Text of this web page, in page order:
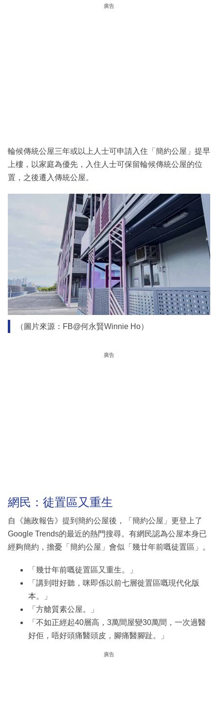
廣告
輪候傳統公屋三年或以上人士可申請入住「簡約公屋」提早
上樓，以家庭為優先，入住人士可保留輪候傳統公屋的位
置，之後遷入傳統公屋。
（圖片來源：FB@何永賢Winnie Ho）
廣告
網民：徒置區又重生
自《施政報告》提到簡約公屋後，「簡約公屋」更登上了
Google Trends的最近的熱門搜尋。有網民認為公屋本身已
經夠簡約，擔憂「簡約公屋」會似「幾廿年前嘅徒置區」。
「幾廿年前嘅徒置區又重生。」
「講到咁好聽，咪即係以前七層徙置區嘅現代化版
本。」
「方艙質素公屋。」
「不如正經起40層高，3萬間屋變30萬間，一次過醫
好佢，唔好頭痛醫頭皮，腳痛醫腳趾。」
廣告